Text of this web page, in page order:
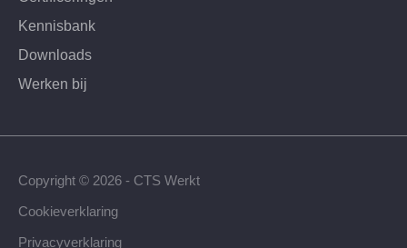
Kennisbank
Downloads
Werken bij
Copyright © 2026 - CTS Werkt
Cookieverklaring
Privacyverklaring